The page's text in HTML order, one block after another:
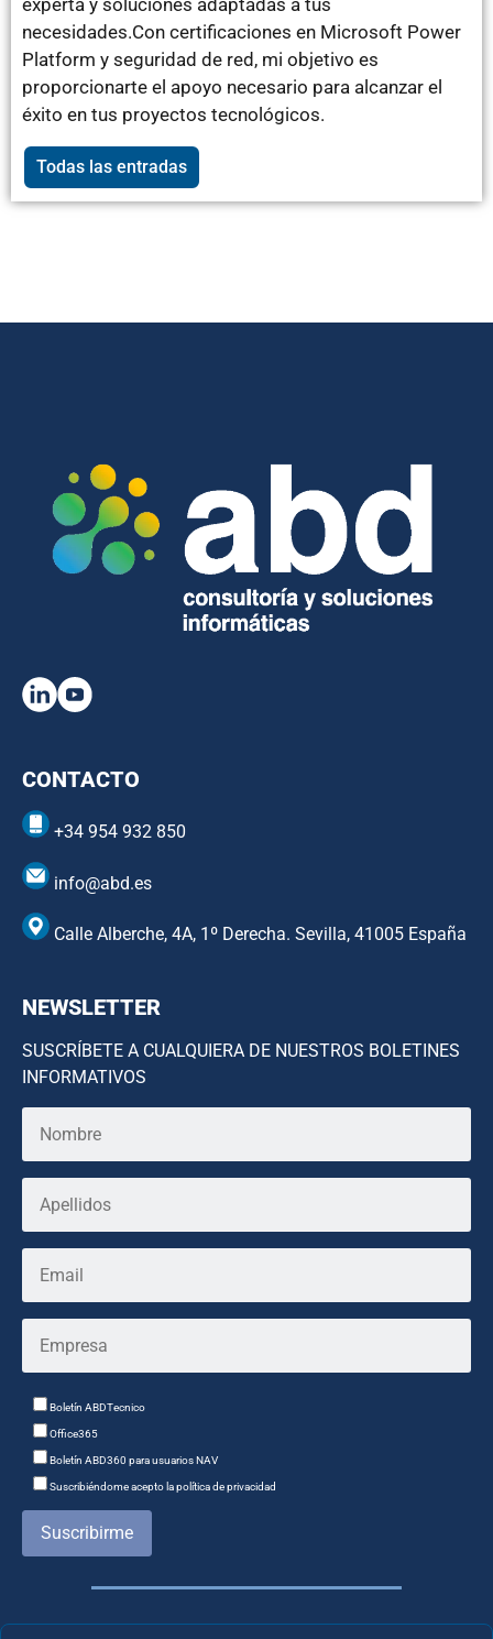
experta y soluciones adaptadas a tus
necesidades.Con certificaciones en Microsoft Power
Platform y seguridad de red, mi objetivo es
proporcionarte el apoyo necesario para alcanzar el
éxito en tus proyectos tecnológicos.
Todas las entradas
CONTACTO
+34 954 932 850
info@abd.es
Calle Alberche, 4A, 1º Derecha. Sevilla, 41005 España
NEWSLETTER
SUSCRÍBETE A CUALQUIERA DE NUESTROS BOLETINES
INFORMATIVOS
Boletín ABDTecnico
Office365
Boletín ABD360 para usuarios NAV
Suscribiéndome acepto la política de privacidad
Suscribirme